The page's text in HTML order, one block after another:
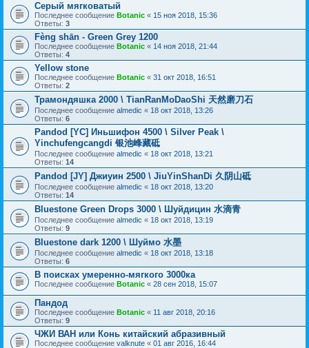
Серый мягковатый
Последнее сообщение Botanic « 15 ноя 2018, 15:36
Ответы: 3
Fèng shān - Green Grey 1200
Последнее сообщение Botanic « 14 ноя 2018, 21:44
Ответы: 4
Yellow stone
Последнее сообщение Botanic « 31 окт 2018, 16:51
Ответы: 2
Трамондяшка 2000 \ TianRanMoDaoShi 天然磨刀石
Последнее сообщение almedic « 18 окт 2018, 13:26
Ответы: 6
Pandod [YC] Иньшифон 4500 \ Silver Peak \
Yinchufengcangdi 银池峰藏砥
Последнее сообщение almedic « 18 окт 2018, 13:21
Ответы: 14
Pandod [JY] Джиуин 2500 \ JiuYinShanDi 久阴山砥
Последнее сообщение almedic « 18 окт 2018, 13:20
Ответы: 14
Bluestone Green Drops 3000 \ Шуйдицин 水滴青
Последнее сообщение almedic « 18 окт 2018, 13:19
Ответы: 9
Bluestone dark 1200 \ Шуймо 水墨
Последнее сообщение almedic « 18 окт 2018, 13:18
Ответы: 6
В поисках умеренно-мягкого 3000ка
Последнее сообщение Botanic « 28 сен 2018, 15:07
Пандод
Последнее сообщение Botanic « 11 авг 2018, 20:16
Ответы: 9
ЧЖИ ВАН или Конь китайский абразивный
Последнее сообщение valknute « 01 авг 2016, 16:44